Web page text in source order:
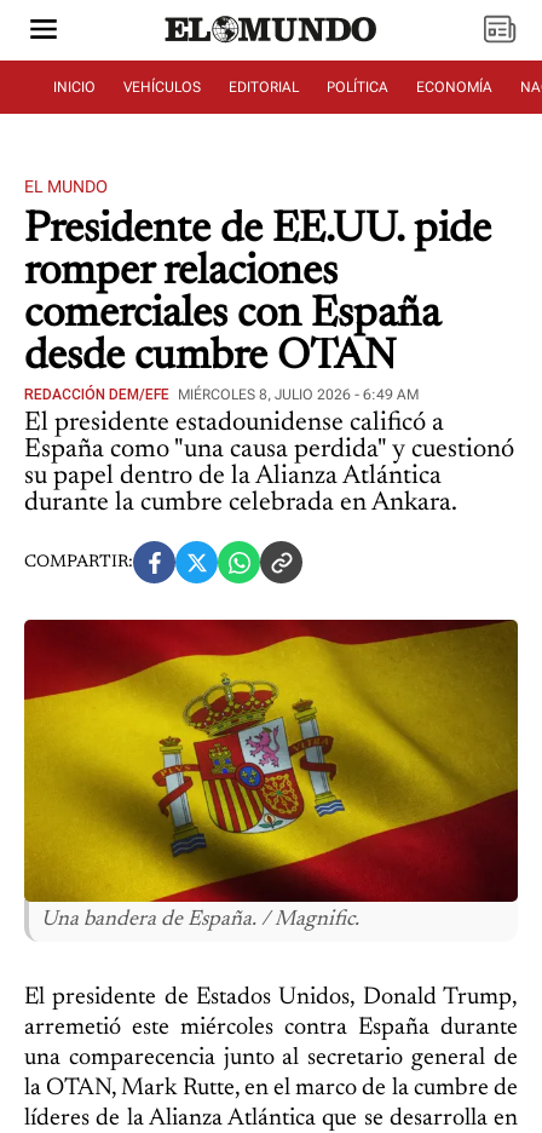
INICIO VEHÍCULOS EDITORIAL POLÍTICA ECONOMÍA
EL MUNDO
Presidente de EE.UU. pide
romper relaciones
comerciales con España
desde cumbre OTAN
REDACCIÓN DEM/EFE MIÉRCOLES 8, JULIO 2026 - 6:49 AM
El presidente estadounidense calificó a
España como "una causa perdida" y cuestionó
su papel dentro de la Alianza Atlántica
durante la cumbre celebrada en Ankara.
COMPARTIR:
Una bandera de España. / Magnific.
El presidente de Estados Unidos, Donald Trump,
arremetió este miércoles contra España durante
una comparecencia junto al secretario general de
la OTAN, Mark Rutte, en el marco de la cumbre de
líderes de la Alianza Atlántica que se desarrolla en